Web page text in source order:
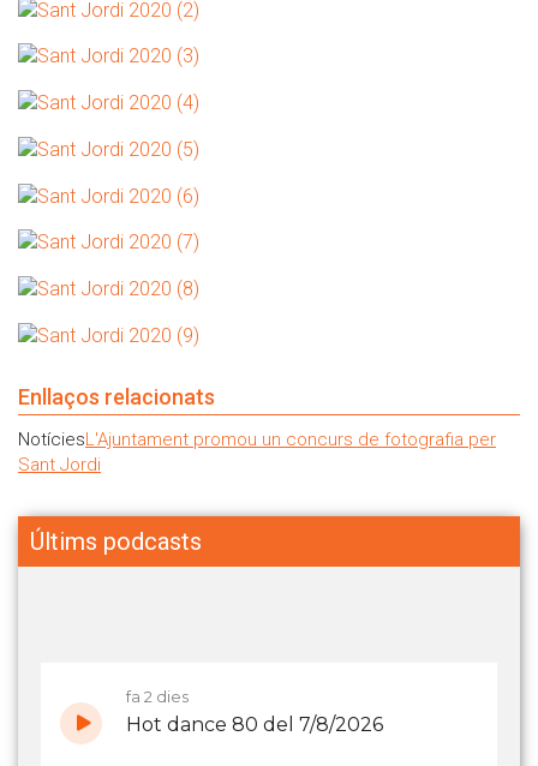
Enllaços relacionats
NotíciesL'Ajuntament promou un concurs de fotografia per
Sant Jordi
Últims podcasts